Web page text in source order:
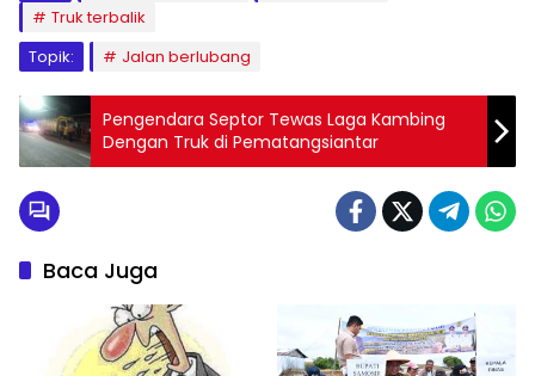
Truk terbalik
Topik:
Jalan berlubang
Pengendara Septor Tewas Laga Kambing
Dengan Truk di Pematangsiantar
Baca Juga